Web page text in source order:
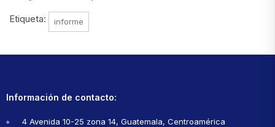
Etiqueta: informe
Información de contacto:
4 Avenida 10-25 zona 14, Guatemala, Centroamérica